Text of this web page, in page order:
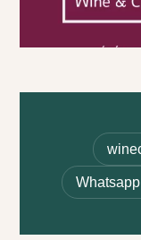
Whatsapp